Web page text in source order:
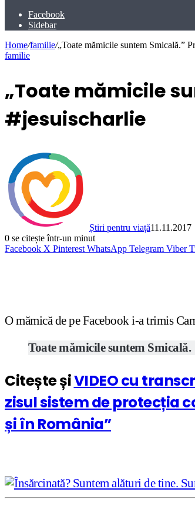
Facebook
Sidebar
Home/familie/„Toate mămicile suntem Smicală.”
familie
„Toate mămicile
#jesuischarlie
Știri pentru viață11.11.2017
0 se citește într-un minut
Facebook X Pinterest WhatsApp Telegram Viber
O mămică de pe Facebook i-a trimis
Toate mămicile suntem Smicală.
Citește șiVIDEO cu
zisul sistem de protecția
și în România”